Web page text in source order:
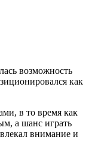
возможность
как
в то время как
а шанс играть
внимание и